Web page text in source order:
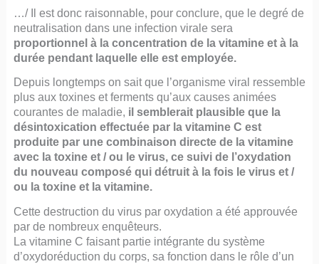
…/ Il est donc raisonnable, pour conclure, que le degré de
neutralisation dans une infection virale sera
proportionnel à la concentration de la vitamine et à la
durée pendant laquelle elle est employée.
Depuis longtemps on sait que l’organisme viral ressemble
plus aux toxines et ferments qu’aux causes animées
courantes de maladie, il semblerait plausible que la
désintoxication effectuée par la vitamine C est
produite par une combinaison directe de la vitamine
avec la toxine et / ou le virus, ce suivi de l’oxydation
du nouveau composé qui détruit à la fois le virus et /
ou la toxine et la vitamine.
Cette destruction du virus par oxydation a été approuvée
par de nombreux enquêteurs.
La vitamine C faisant partie intégrante du système
d’oxydoréduction du corps, sa fonction dans le rôle d’un